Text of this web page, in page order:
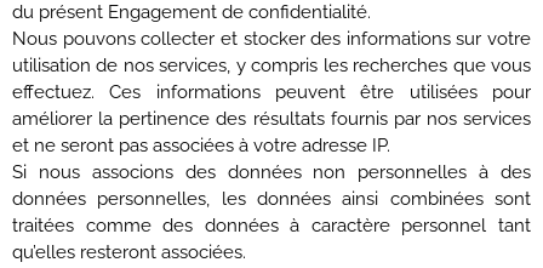
du présent Engagement de confidentialité.
Nous pouvons collecter et stocker des informations sur votre
utilisation de nos services, y compris les recherches que vous
effectuez. Ces informations peuvent être utilisées pour
améliorer la pertinence des résultats fournis par nos services
et ne seront pas associées à votre adresse IP.
Si nous associons des données non personnelles à des
données personnelles, les données ainsi combinées sont
traitées comme des données à caractère personnel tant
qu’elles resteront associées.